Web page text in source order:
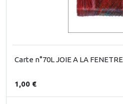
Carte n°70L JOIE A LA FENETRE
1,00 €